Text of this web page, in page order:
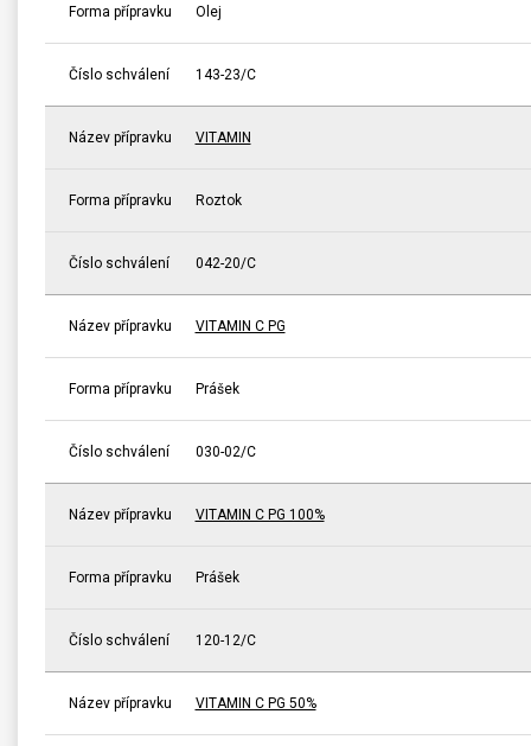
Forma přípravku Olej
Číslo schválení 143-23/C
Název přípravku VITAMIN
Forma přípravku Roztok
Číslo schválení 042-20/C
Název přípravku VITAMIN C PG
Forma přípravku Prášek
Číslo schválení 030-02/C
Název přípravku VITAMIN C PG 100%
Forma přípravku Prášek
Číslo schválení 120-12/C
Název přípravku VITAMIN C PG 50%